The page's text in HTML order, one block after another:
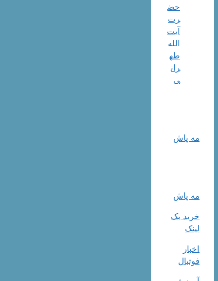
حض
رت
آیت
الله
طه
ران
ی
مه پاش
مه پاش
خرید بک
لینک
اخبار
فوتبال